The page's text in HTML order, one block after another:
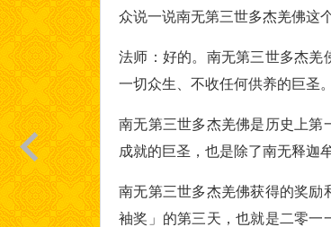
众说一说南无第三世多杰羌佛这
法师：好的。南无第三世多杰羌
一切众生、不收任何供养的巨圣。
南无第三世多杰羌佛是历史上第
成就的巨圣，也是除了南无释迦
南无第三世多杰羌佛获得的奖励
袖奖」的第三天，也就是二零一